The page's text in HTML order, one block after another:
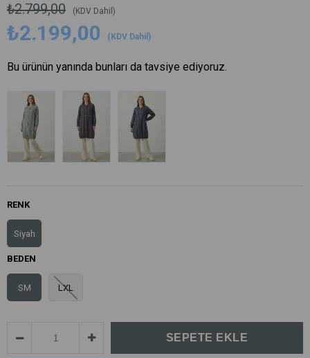
₺2.799,00 (KDV Dahil)
₺2.199,00 (KDV Dahil)
Bu ürünün yanında bunları da tavsiye ediyoruz.
RENK
Siyah
BEDEN
SM LXL